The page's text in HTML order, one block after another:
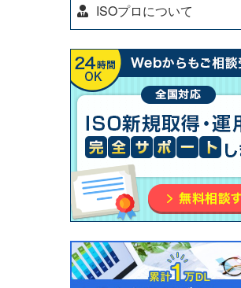
ISOプロについて